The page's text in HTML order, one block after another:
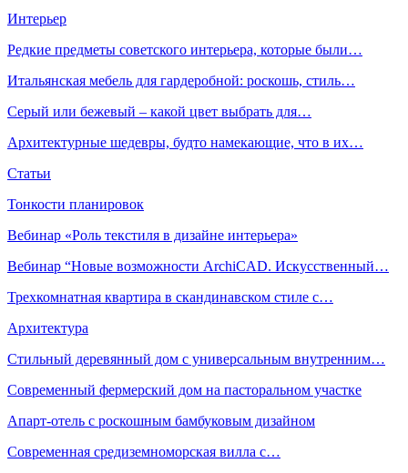
Интерьер
Редкие предметы советского интерьера, которые были…
Итальянская мебель для гардеробной: роскошь, стиль…
Серый или бежевый – какой цвет выбрать для…
Архитектурные шедевры, будто намекающие, что в их…
Статьи
Тонкости планировок
Вебинар «Роль текстиля в дизайне интерьера»
Вебинар “Новые возможности ArchiCAD. Искусственный…
Трехкомнатная квартира в скандинавском стиле с…
Архитектура
Стильный деревянный дом с универсальным внутренним…
Современный фермерский дом на пасторальном участке
Апарт-отель с роскошным бамбуковым дизайном
Современная средиземноморская вилла с…